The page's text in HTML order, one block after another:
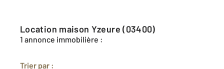
Location maison Yzeure (03400)
1 annonce immobilière :
Trier par :